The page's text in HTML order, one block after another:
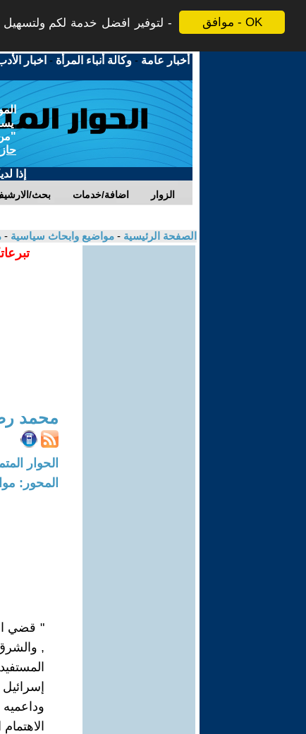
موافق - OK
لتوفير افضل خدمة لكم ولتسهيل
أخبار عامة -وكالة أنباء المرأة - اخبار
إذا
بحث/ اضافة/خدمات الزوار
الصفحة الرئيسية - مواضيع وابحاث سياسية -
محمد
الحوار المتمدن-العدد:
المحور:
" قضي
,